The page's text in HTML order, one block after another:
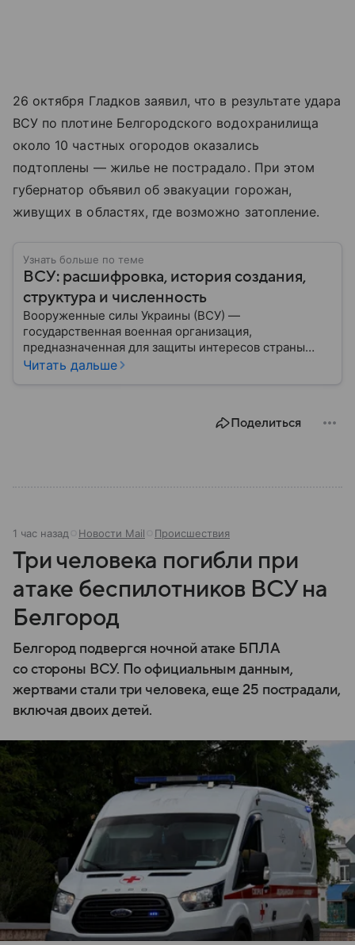
26 октября Гладков заявил, что в результате удара
ВСУ по плотине Белгородского водохранилища
около 10 частных огородов оказались
подтоплены — жилье не пострадало. При этом
губернатор объявил об эвакуации горожан,
живущих в областях, где возможно затопление.
Узнать больше по теме
ВСУ: расшифровка, история создания,
структура и численность
Вооруженные силы Украины (ВСУ) —
государственная военная организация,
предназначенная для защиты интересов страны
военным путем. Была создана после
Читать дальше
Поделиться
1 час назад Новости Mail Происшествия
Три человека погибли при
атаке беспилотников ВСУ на
Белгород
Белгород подвергся ночной атаке БПЛА
со стороны ВСУ. По официальным данным,
жертвами стали три человека, еще 25 пострадали,
включая двоих детей.